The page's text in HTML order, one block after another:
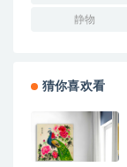
静物
猜你喜欢看